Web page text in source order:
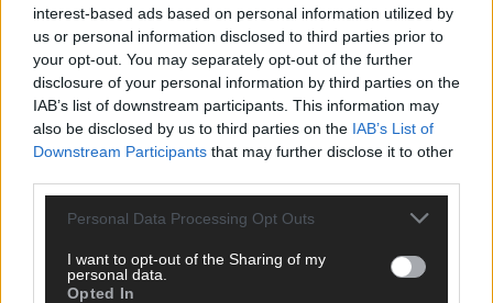
interest-based ads based on personal information utilized by
us or personal information disclosed to third parties prior to
your opt-out. You may separately opt-out of the further
disclosure of your personal information by third parties on the
IAB’s list of downstream participants. This information may
also be disclosed by us to third parties on the IAB’s List of
Downstream Participants that may further disclose it to other
Personal Data Processing Opt Outs
I want to opt-out of the Sharing of my
personal data.
Opted In
Hinterlasse einen Kommentar
Wir freuen uns auf deinen Beitrag!Diskutiere mit und teile deine
Perspektive. Mit * gekennzeichnete Angaben sind Pflichtfelder.
Bitte nutze deinen Klarnamen (Vor- und Nachname) und eine
gültige E-Mail-Adresse (wird nicht veröffentlicht). Wir prüfen
jeden Kommentar kurz. Beiträge, die unsereNetiquette
Hetze, Spam oder Werbung werden nicht veröffentlicht. Es
gelten unsere
Datenschutzvereinbarungen
Kommentar